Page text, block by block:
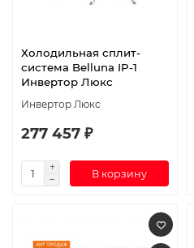
Холодильная сплит-
система Belluna IP-1
Инвертор Люкс
Инвертор Люкс
277 457 ₽
В корзину